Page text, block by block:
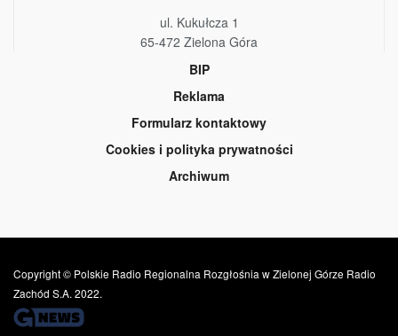
ul. Kukułcza 1
65-472 Zielona Góra
BIP
Reklama
Formularz kontaktowy
Cookies i polityka prywatności
Archiwum
Copyright © Polskie Radio Regionalna Rozgłośnia w Zielonej Górze Radio
Zachód S.A. 2022.